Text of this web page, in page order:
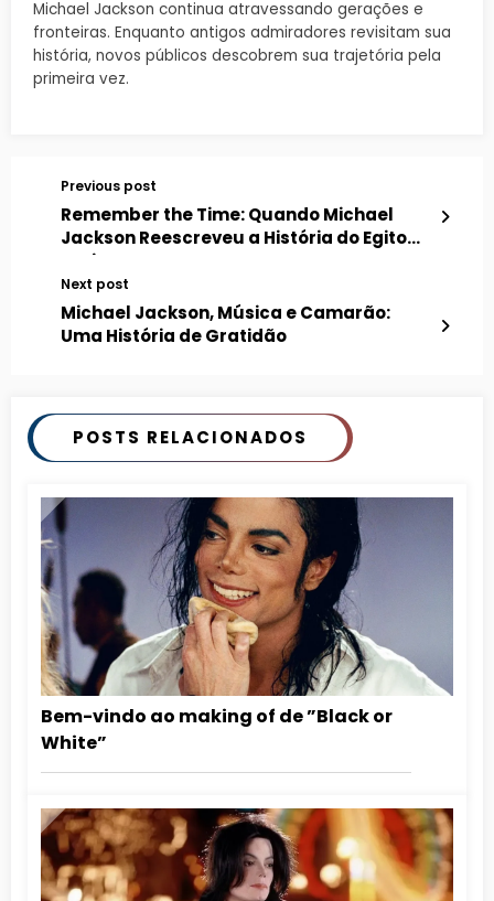
Michael Jackson continua atravessando gerações e
fronteiras. Enquanto antigos admiradores revisitam sua
história, novos públicos descobrem sua trajetória pela
primeira vez.
Previous post
Remember the Time: Quando Michael
Jackson Reescreveu a História do Egito
Antigo
Next post
Michael Jackson, Música e Camarão:
Uma História de Gratidão
POSTS RELACIONADOS
Bem-vindo ao making of de ”Black or
White”